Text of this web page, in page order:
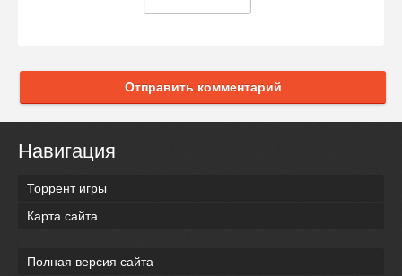
Отправить комментарий
Навигация
Торрент игры
Карта сайта
Полная версия сайта